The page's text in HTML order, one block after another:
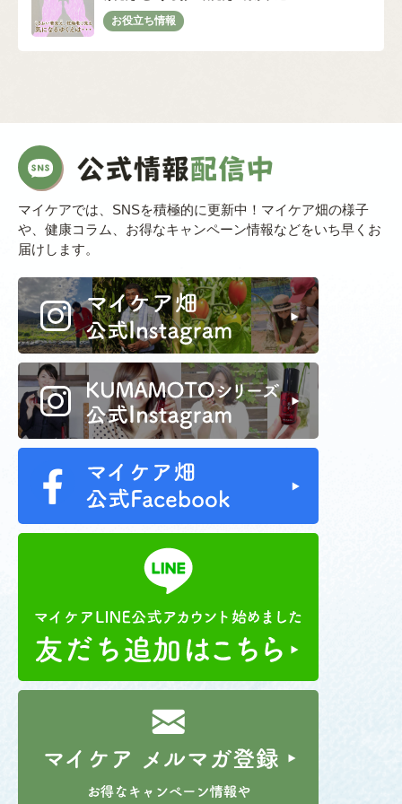
マイケアでは、SNSを積極的に更新中！マイケア畑の様子
や、健康コラム、お得なキャンペーン情報などをいち早くお
届けします。